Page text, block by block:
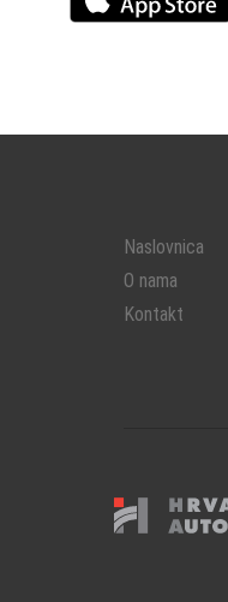
Naslovnica
O nama
Kontakt